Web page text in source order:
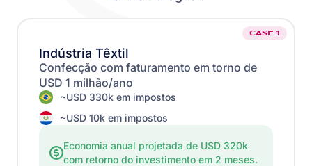
Indústria Têxtil
CASE 1
Confecção com faturamento em torno de
USD 1 milhão/ano
~USD 330k em impostos
~USD 10k em impostos
Economia anual projetada de USD 320k
com retorno do investimento em 2 meses.